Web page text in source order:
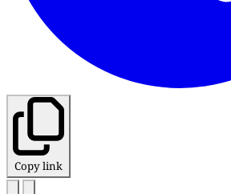
Copy link